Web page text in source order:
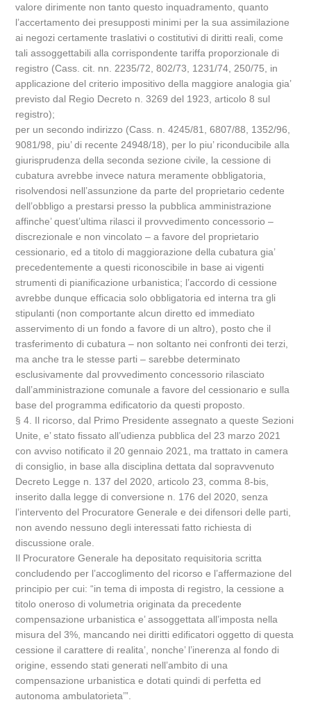
valore dirimente non tanto questo inquadramento, quanto
l’accertamento dei presupposti minimi per la sua assimilazione
ai negozi certamente traslativi o costitutivi di diritti reali, come
tali assoggettabili alla corrispondente tariffa proporzionale di
registro (Cass. cit. nn. 2235/72, 802/73, 1231/74, 250/75, in
applicazione del criterio impositivo della maggiore analogia gia’
previsto dal Regio Decreto n. 3269 del 1923, articolo 8 sul
registro);
per un secondo indirizzo (Cass. n. 4245/81, 6807/88, 1352/96,
9081/98, piu’ di recente 24948/18), per lo piu’ riconducibile alla
giurisprudenza della seconda sezione civile, la cessione di
cubatura avrebbe invece natura meramente obbligatoria,
risolvendosi nell’assunzione da parte del proprietario cedente
dell’obbligo a prestarsi presso la pubblica amministrazione
affinche’ quest’ultima rilasci il provvedimento concessorio –
discrezionale e non vincolato – a favore del proprietario
cessionario, ed a titolo di maggiorazione della cubatura gia’
precedentemente a questi riconoscibile in base ai vigenti
strumenti di pianificazione urbanistica; l’accordo di cessione
avrebbe dunque efficacia solo obbligatoria ed interna tra gli
stipulanti (non comportante alcun diretto ed immediato
asservimento di un fondo a favore di un altro), posto che il
trasferimento di cubatura – non soltanto nei confronti dei terzi,
ma anche tra le stesse parti – sarebbe determinato
esclusivamente dal provvedimento concessorio rilasciato
dall’amministrazione comunale a favore del cessionario e sulla
base del programma edificatorio da questi proposto.
§ 4. Il ricorso, dal Primo Presidente assegnato a queste Sezioni
Unite, e’ stato fissato all’udienza pubblica del 23 marzo 2021
con avviso notificato il 20 gennaio 2021, ma trattato in camera
di consiglio, in base alla disciplina dettata dal sopravvenuto
Decreto Legge n. 137 del 2020, articolo 23, comma 8-bis,
inserito dalla legge di conversione n. 176 del 2020, senza
l’intervento del Procuratore Generale e dei difensori delle parti,
non avendo nessuno degli interessati fatto richiesta di
discussione orale.
Il Procuratore Generale ha depositato requisitoria scritta
concludendo per l’accoglimento del ricorso e l’affermazione del
principio per cui: “in tema di imposta di registro, la cessione a
titolo oneroso di volumetria originata da precedente
compensazione urbanistica e’ assoggettata all’imposta nella
misura del 3%, mancando nei diritti edificatori oggetto di questa
cessione il carattere di realita’, nonche’ l’inerenza al fondo di
origine, essendo stati generati nell’ambito di una
compensazione urbanistica e dotati quindi di perfetta ed
autonoma ambulatorieta’”.